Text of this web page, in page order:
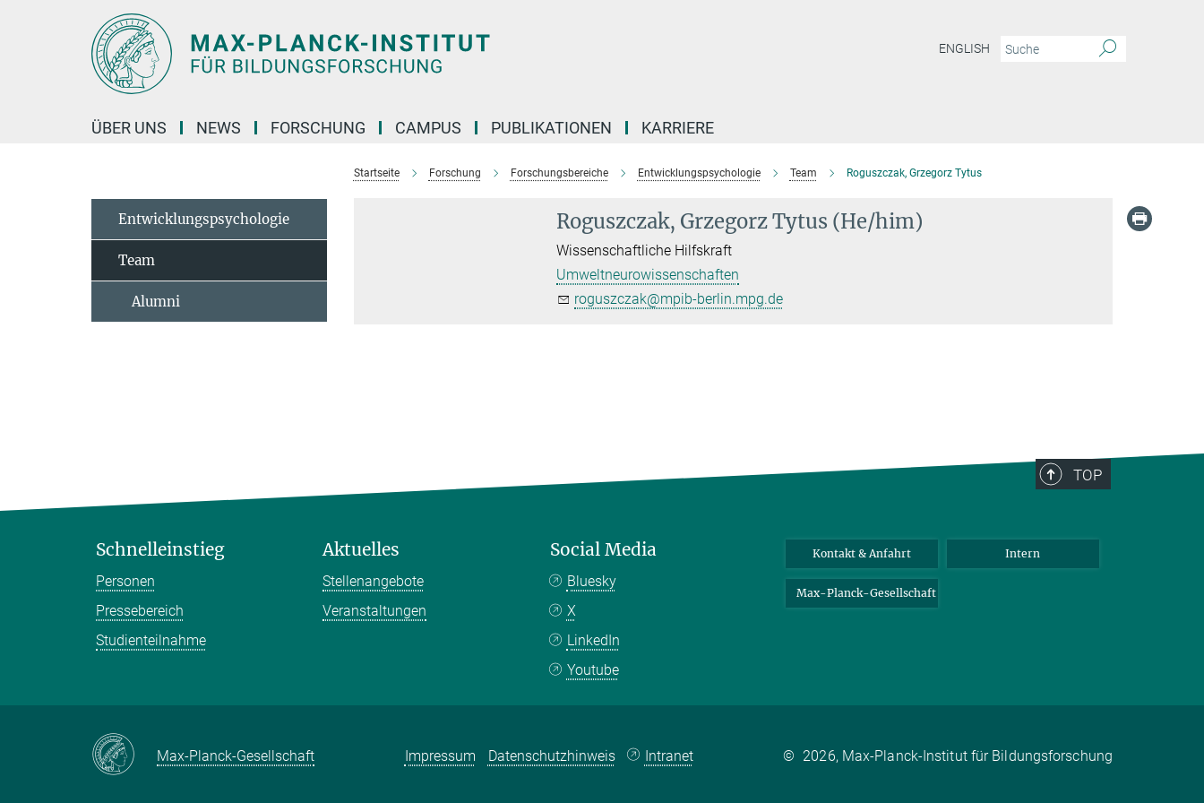
ENGLISH
ÜBER UNS NEWS FORSCHUNG CAMPUS PUBLIKATIONEN KARRIERE
Startseite Forschung Forschungsbereiche Entwicklungspsychologie Team Roguszczak, Grzegorz Tytus
Roguszczak, Grzegorz Tytus (He/him)
Wissenschaftliche Hilfskraft
Umweltneurowissenschaften
roguszczak@mpib-berlin.mpg.de
Entwicklungspsychologie
Team
Alumni
TOP
Schnelleinstieg
Personen
Pressebereich
Studienteilnahme
Aktuelles
Stellenangebote
Veranstaltungen
Social Media
Bluesky
X
LinkedIn
Youtube
Kontakt & Anfahrt Intern
Max-Planck-Gesellschaft
Max-Planck-Gesellschaft Impressum Datenschutzhinweis Intranet © 2026, Max-Planck-Institut für Bildungsforschung